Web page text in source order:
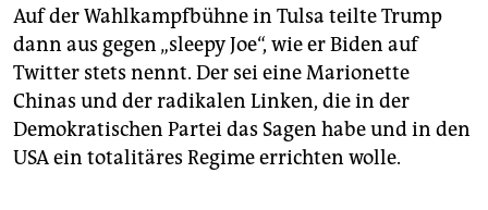
Auf der Wahlkampfbühne in Tulsa teilte Trump
dann aus gegen „sleepy Joe“, wie er Biden auf
Twitter stets nennt. Der sei eine Marionette
Chinas und der radikalen Linken, die in der
Demokratischen Partei das Sagen habe und in den
USA ein totalitäres Regime errichten wolle.